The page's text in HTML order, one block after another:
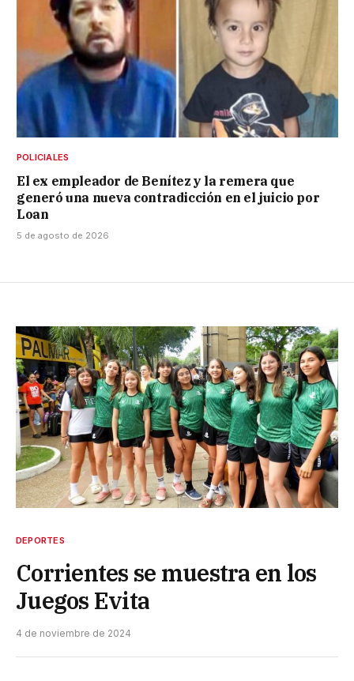
POLICIALES
El ex empleador de Benítez y la remera que
generó una nueva contradicción en el juicio por
Loan
5 de agosto de 2026
DEPORTES
Corrientes se muestra en los
Juegos Evita
4 de noviembre de 2024